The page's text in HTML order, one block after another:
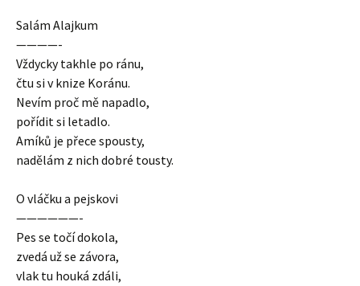
Salám Alajkum
————-
Vždycky takhle po ránu,
čtu si v knize Koránu.
Nevím proč mě napadlo,
pořídit si letadlo.
Amíků je přece spousty,
nadělám z nich dobré tousty.
O vláčku a pejskovi
——————-
Pes se točí dokola,
zvedá už se závora,
vlak tu houká zdáli,